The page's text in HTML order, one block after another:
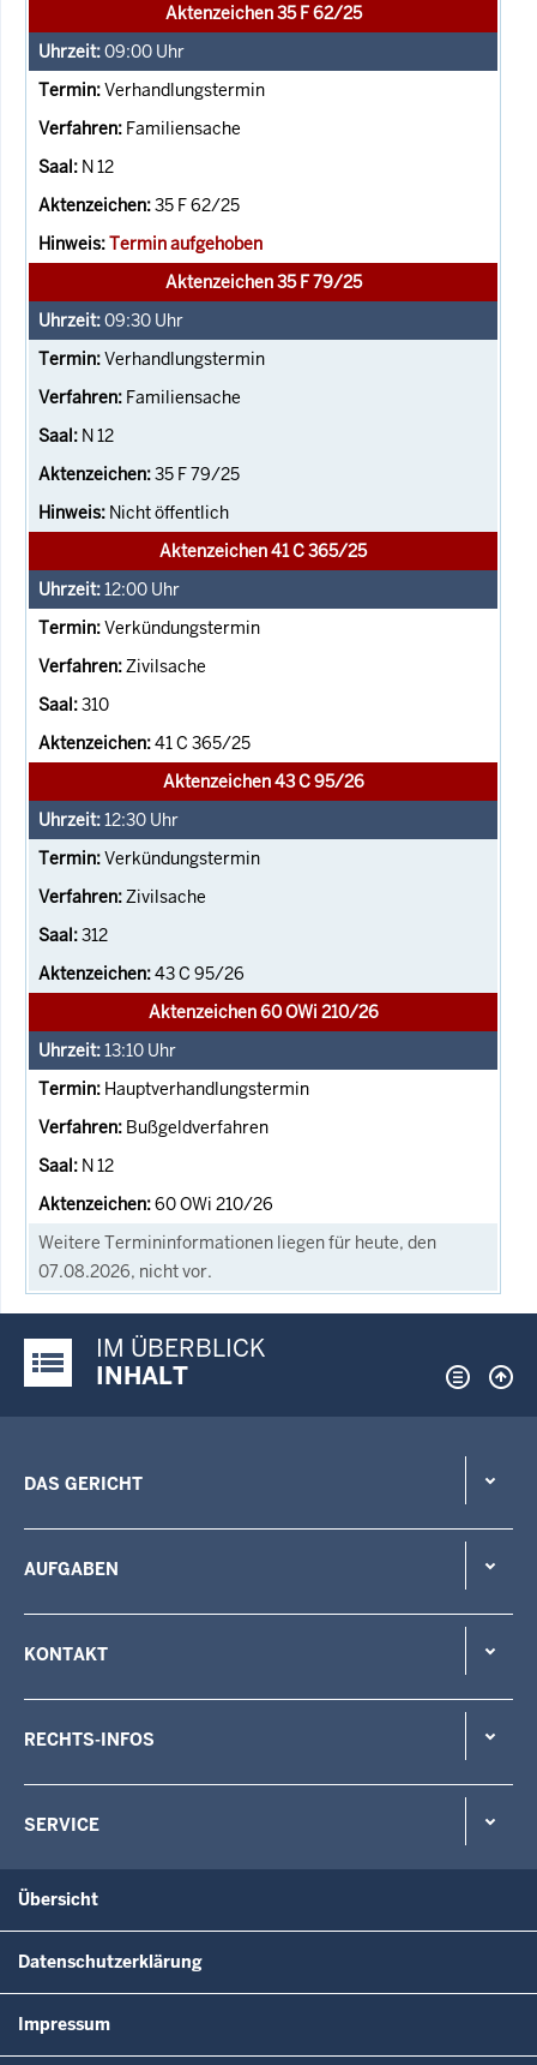
Aktenzeichen 35 F 62/25
09:00 Uhr
Verhandlungstermin
Familiensache
N 12
35 F 62/25
Termin aufgehoben
Aktenzeichen 35 F 79/25
09:30 Uhr
Verhandlungstermin
Familiensache
N 12
35 F 79/25
Nicht öffentlich
Aktenzeichen 41 C 365/25
12:00 Uhr
Verkündungstermin
Zivilsache
310
41 C 365/25
Aktenzeichen 43 C 95/26
12:30 Uhr
Verkündungstermin
Zivilsache
312
43 C 95/26
Aktenzeichen 60 OWi 210/26
13:10 Uhr
Hauptverhandlungstermin
Bußgeldverfahren
N 12
60 OWi 210/26
Weitere Termininformationen liegen für heute, den
07.08.2026, nicht vor.
Justiz-Portal im Überblick:
IM ÜBERBLICK
INHALT
DAS GERICHT
AUFGABEN
KONTAKT
RECHTS-INFOS
SERVICE
Übersicht
Datenschutzerklärung
Impressum